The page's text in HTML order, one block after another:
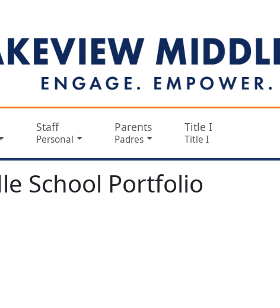
Staff
Personal
Parents
Padres
Title I
Title I
School Portfolio